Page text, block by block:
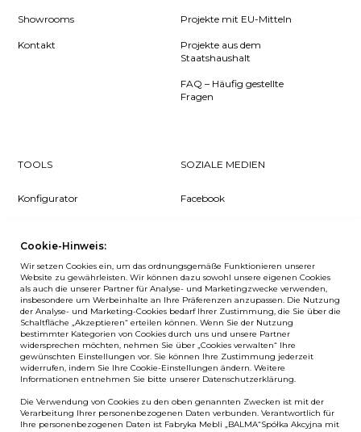
Showrooms
Kontakt
Projekte mit EU-Mitteln
Projekte aus dem
Staatshaushalt
FAQ – Häufig gestellte
Fragen
TOOLS
Konfigurator
Downloads
Log in
SOZIALE MEDIEN
Facebook
LinkedIn
NEWSLETTER
Wenn Sie als Erster über Neuigkeiten bei Balma informiert
Newsletter!
ANMELDEN
Cookie-Hinweis:
Wir setzen Cookies ein, um das ordnungsgemäße Funktionieren unserer
Website zu gewährleisten. Wir können dazu sowohl unsere eigenen Cookies
als auch die unserer Partner für Analyse- und Marketingzwecke verwenden,
insbesondere um Werbeinhalte an Ihre Präferenzen anzupassen. Die Nutzung
der Analyse- und Marketing-Cookies bedarf Ihrer Zustimmung, die Sie über die
Schaltfläche „Akzeptieren“ erteilen können. Wenn Sie der Nutzung
bestimmter Kategorien von Cookies durch uns und unsere Partner
widersprechen möchten, nehmen Sie über „Cookies verwalten“ Ihre
gewünschten Einstellungen vor. Sie können Ihre Zustimmung jederzeit
widerrufen, indem Sie Ihre Cookie-Einstellungen ändern. Weitere
Informationen entnehmen Sie bitte unserer Datenschutzerklärung.
Die Verwendung von Cookies zu den oben genannten Zwecken ist mit der
Verarbeitung Ihrer personenbezogenen Daten verbunden. Verantwortlich für
Ihre personenbezogenen Daten ist Fabryka Mebli „BALMA“Spółka Akcyjna mit